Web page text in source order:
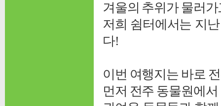
겨울의 추위가 물러
저희 쉼터에서는 지
다!
이번 여행지는 바로
먼저 전주 동물원에